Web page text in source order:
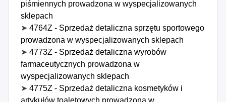
piśmiennych prowadzona w wyspecjalizowanych
sklepach
➤ 4764Z - Sprzedaż detaliczna sprzętu sportowego
prowadzona w wyspecjalizowanych sklepach
➤ 4773Z - Sprzedaż detaliczna wyrobów
farmaceutycznych prowadzona w
wyspecjalizowanych sklepach
➤ 4775Z - Sprzedaż detaliczna kosmetyków i
artykułów toaletowych prowadzona w